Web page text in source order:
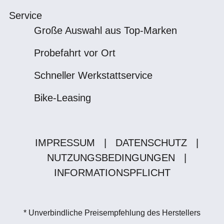
Service
Große Auswahl aus Top-Marken
Probefahrt vor Ort
Schneller Werkstattservice
Bike-Leasing
IMPRESSUM DATENSCHUTZ
NUTZUNGSBEDINGUNGEN
INFORMATIONSPFLICHT
* Unverbindliche Preisempfehlung des Herstellers